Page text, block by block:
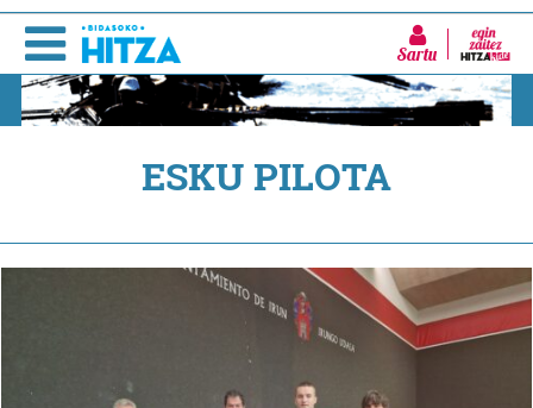
Sartu
ESKU PILOTA